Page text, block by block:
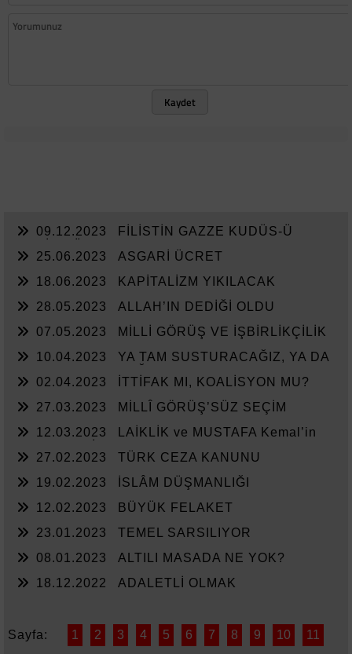
Kaydet
09.12.2023
FİLİSTİN GAZZE KUDÜS-Ü
25.06.2023
ASGARİ ÜCRET
18.06.2023
KAPİTALİZM YIKILACAK
28.05.2023
ALLAH’IN DEDİĞİ OLDU
07.05.2023
MİLLİ GÖRÜŞ VE İŞBİRLİKÇİLİK
10.04.2023
YA TAM SUSTURACAĞIZ, YA DA
02.04.2023
İTTİFAK MI, KOALİSYON MU?
27.03.2023
MİLLÎ GÖRÜŞ’SÜZ SEÇİM
12.03.2023
LAİKLİK ve MUSTAFA Kemal’in
27.02.2023
TÜRK CEZA KANUNU
19.02.2023
İSLÂM DÜŞMANLIĞI
12.02.2023
BÜYÜK FELAKET
23.01.2023
TEMEL SARSILIYOR
08.01.2023
ALTILI MASADA NE YOK?
18.12.2022
ADALETLİ OLMAK
Sayfa: 1 2 3 4 5 6 7 8 9 10 11